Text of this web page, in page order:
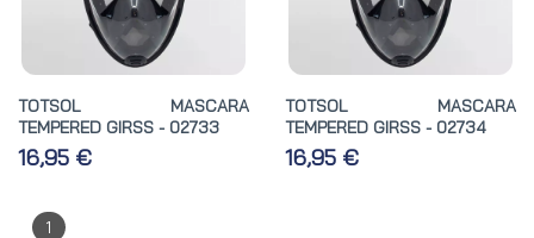
TOTSOL MASCARA
TEMPERED GIRSS - 02733
16,95 €
TOTSOL MASCARA
TEMPERED GIRSS - 02734
16,95 €
1